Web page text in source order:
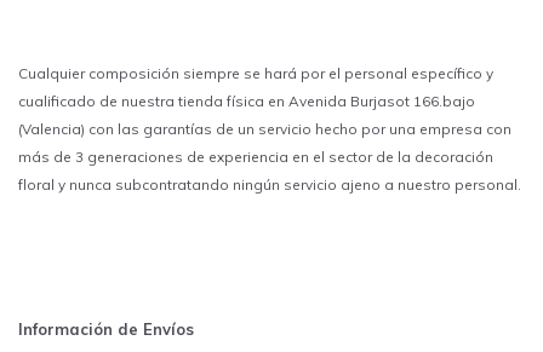
Cualquier composición siempre se hará por el personal específico y
cualificado de nuestra tienda física en Avenida Burjasot 166.bajo
(Valencia) con las garantías de un servicio hecho por una empresa con
más de 3 generaciones de experiencia en el sector de la decoración
floral y nunca subcontratando ningún servicio ajeno a nuestro personal.
Información de Envíos